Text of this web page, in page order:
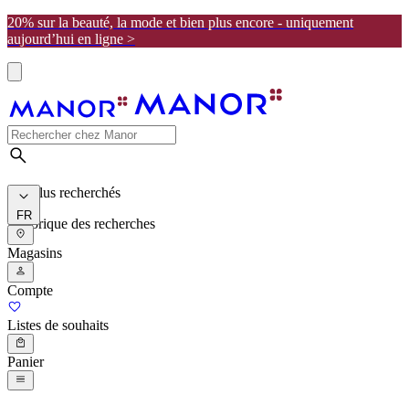
20% sur la beauté, la mode et bien plus encore - uniquement
aujourd’hui en ligne >
Les plus recherchés
Historique des recherches
FR
Magasins
Compte
Listes de souhaits
Panier